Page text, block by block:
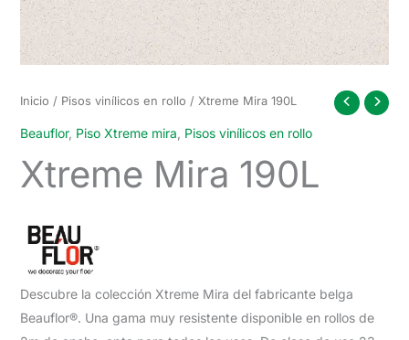
Inicio / Pisos vinílicos en rollo / Xtreme Mira 190L
Beauflor, Piso Xtreme mira Pisos vinílicos en rollo
Xtreme Mira 190L
Descubre la colección Xtreme Mira del fabricante belga
Beauflor®. Una gama muy resistente disponible en rollos de